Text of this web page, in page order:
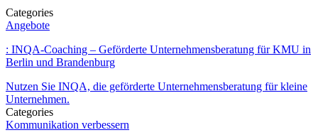
Categories
Angebote
: INQA-Coaching – Geförderte Unternehmensberatung für KMU in
Berlin und Brandenburg
Nutzen Sie INQA, die geförderte Unternehmensberatung für kleine
Unternehmen.
Categories
Kommunikation verbessern